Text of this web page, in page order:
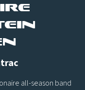
all-season band